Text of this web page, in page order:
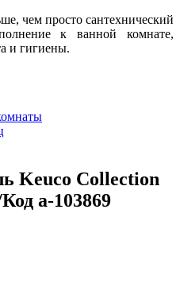
чем просто сантехнический
к ванной комнате,
и гигиены.
Keuco Collection
a-103869